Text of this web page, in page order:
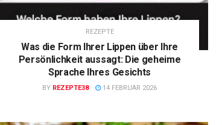
REZEPTE
Was die Form Ihrer Lippen über Ihre
Persönlichkeit aussagt: Die geheime
Sprache Ihres Gesichts
BY REZEPTE38 14 FEBRUAR 2026